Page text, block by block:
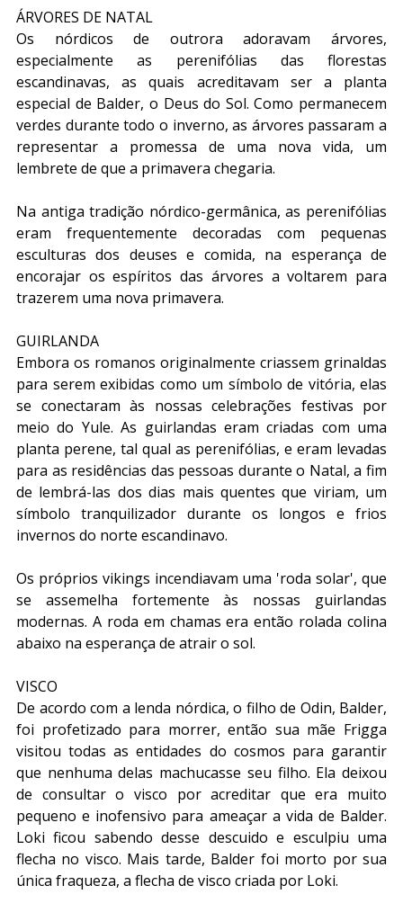
ÁRVORES DE NATAL
Os nórdicos de outrora adoravam árvores,
especialmente as perenifólias das florestas
escandinavas, as quais acreditavam ser a planta
especial de Balder, o Deus do Sol. Como permanecem
verdes durante todo o inverno, as árvores passaram a
representar a promessa de uma nova vida, um
lembrete de que a primavera chegaria.
Na antiga tradição nórdico-germânica, as perenifólias
eram frequentemente decoradas com pequenas
esculturas dos deuses e comida, na esperança de
encorajar os espíritos das árvores a voltarem para
trazerem uma nova primavera.
GUIRLANDA
Embora os romanos originalmente criassem grinaldas
para serem exibidas como um símbolo de vitória, elas
se conectaram às nossas celebrações festivas por
meio do Yule. As guirlandas eram criadas com uma
planta perene, tal qual as perenifólias, e eram levadas
para as residências das pessoas durante o Natal, a fim
de lembrá-las dos dias mais quentes que viriam, um
símbolo tranquilizador durante os longos e frios
invernos do norte escandinavo.
Os próprios vikings incendiavam uma 'roda solar', que
se assemelha fortemente às nossas guirlandas
modernas. A roda em chamas era então rolada colina
abaixo na esperança de atrair o sol.
VISCO
De acordo com a lenda nórdica, o filho de Odin, Balder,
foi profetizado para morrer, então sua mãe Frigga
visitou todas as entidades do cosmos para garantir
que nenhuma delas machucasse seu filho. Ela deixou
de consultar o visco por acreditar que era muito
pequeno e inofensivo para ameaçar a vida de Balder.
Loki ficou sabendo desse descuido e esculpiu uma
flecha no visco. Mais tarde, Balder foi morto por sua
única fraqueza, a flecha de visco criada por Loki.